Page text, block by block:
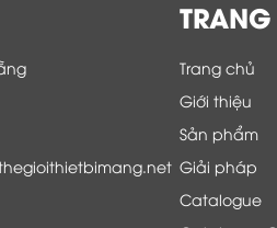
Trang chủ
Giới thiệu
Sản phẩm
Giải pháp
Catalogue